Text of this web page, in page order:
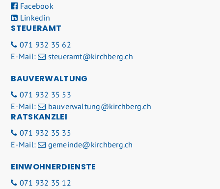
Facebook
Linkedin
STEUERAMT
071 932 35 62
E-Mail:
steueramt@kirchberg.ch
BAUVERWALTUNG
071 932 35 53
E-Mail:
bauverwaltung@kirchberg.ch
RATSKANZLEI
071 932 35 35
E-Mail:
gemeinde@kirchberg.ch
EINWOHNERDIENSTE
071 932 35 12